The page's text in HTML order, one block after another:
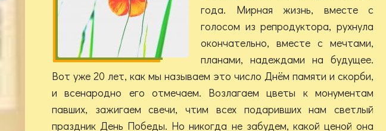
года. Мирная жизнь, вместе с
голосом из репродуктора, рухнула
окончательно, вместе с мечтами,
планами, надеждами на будущее.
Вот уже 20 лет, как мы называем это число Днём памяти и скорби,
и всенародно его отмечаем. Возлагаем цветы к монументам
павших, зажигаем свечи, чтим всех подаривших нам светлый
праздник День Победы. Но никогда не забудем, какой ценой она